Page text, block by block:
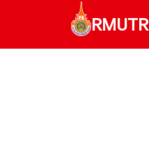
RMUTR